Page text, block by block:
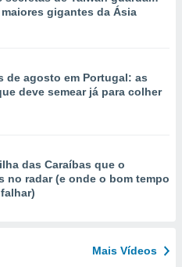
gigantes da Ásia
de agosto em Portugal: as
deve semear já para colher
das Caraíbas que o
no radar (e onde o bom tempo
Mais Vídeos